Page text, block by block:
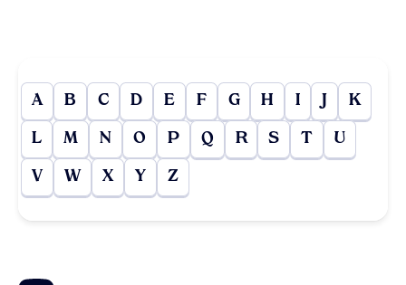
A B C D E F G H I J K
L M N O P Q R S T U
V W X Y Z